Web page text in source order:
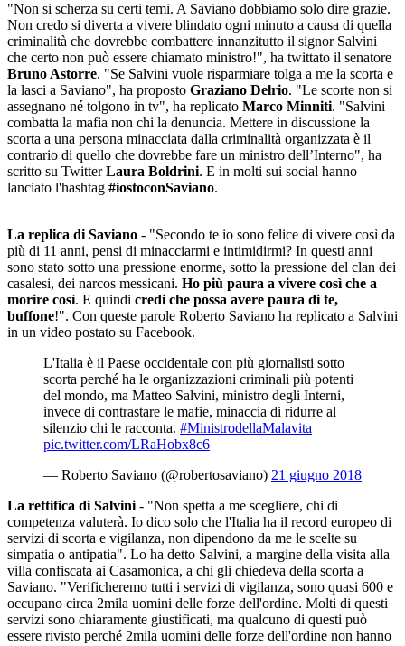
"Non si scherza su certi temi. A Saviano dobbiamo solo dire grazie.
Non credo si diverta a vivere blindato ogni minuto a causa di quella
criminalità che dovrebbe combattere innanzitutto il signor Salvini
che certo non può essere chiamato ministro!", ha twittato il senatore
Bruno Astorre. "Se Salvini vuole risparmiare tolga a me la scorta e
la lasci a Saviano", ha proposto Graziano Delrio. "Le scorte non si
assegnano né tolgono in tv", ha replicato Marco Minniti. "Salvini
combatta la mafia non chi la denuncia. Mettere in discussione la
scorta a una persona minacciata dalla criminalità organizzata è il
contrario di quello che dovrebbe fare un ministro dell’Interno", ha
scritto su TwitterLaura Boldrini. E in molti sui social hanno
lanciato l'hashtag #iostoconSaviano.
La replica di Saviano - "Secondo te io sono felice di vivere così da
più di 11 anni, pensi di minacciarmi e intimidirmi? In questi anni
sono stato sotto una pressione enorme, sotto la pressione del clan dei
casalesi, dei narcos messicani. Ho più paura a vivere così che a
morire così. E quindi credi che possa avere paura di te,
buffone!". Con queste parole Roberto Saviano ha replicato a Salvini
in un video postato su Facebook.
L'Italia è il Paese occidentale con più giornalisti sotto
scorta perché ha le organizzazioni criminali più potenti
del mondo, ma Matteo Salvini, ministro degli Interni,
invece di contrastare le mafie, minaccia di ridurre al
silenzio chi le racconta. #MinistrodellaMalavita
pic.twitter.com/LRaHobx8c6
— Roberto Saviano (@robertosaviano) 21 giugno 2018
La rettifica di Salvini - "Non spetta a me scegliere, chi di
competenza valuterà. Io dico solo che l'Italia ha il record europeo di
servizi di scorta e vigilanza, non dipendono da me le scelte su
simpatia o antipatia". Lo ha detto Salvini, a margine della visita alla
villa confiscata ai Casamonica, a chi gli chiedeva della scorta a
Saviano. "Verificheremo tutti i servizi di vigilanza, sono quasi 600 e
occupano circa 2mila uomini delle forze dell'ordine. Molti di questi
servizi sono chiaramente giustificati, ma qualcuno di questi può
essere rivisto perché 2mila uomini delle forze dell'ordine non hanno